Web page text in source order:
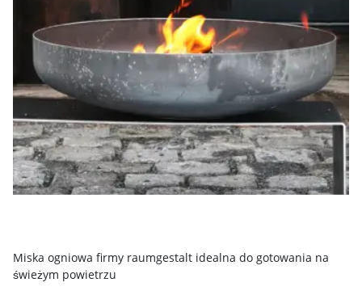
Miska ogniowa firmy raumgestalt idealna do gotowania na
świeżym powietrzu